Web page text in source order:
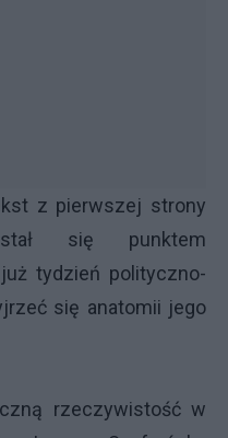
z pierwszej strony
stał się punktem
tydzień polityczno-
się anatomii jego
rzeczywistość w